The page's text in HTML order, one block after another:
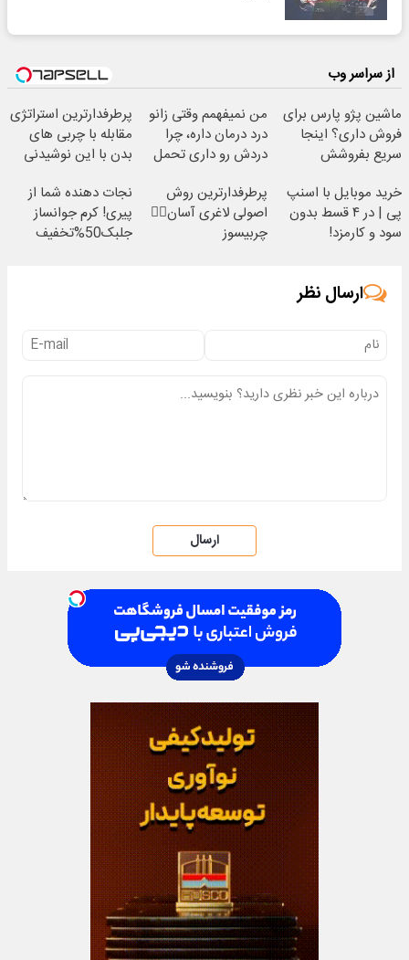
از سراسر وب
ماشین پژو پارس برای
فروش داری؟ اینجا
سریع بفروشش
من نمیفهمم وقتی زانو
درد درمان داره، چرا
دردش رو داری تحمل
پرطرفدارترین استراتژی
مقابله با چربی های
بدن با این نوشیدنی
خرید موبایل با اسنپ
پی | در ۴ قسط بدون
سود و کارمزد!
پرطرفدارترین روش
اصولی لاغری آسان👈🏻
چربیسوز
نجات دهنده شما از
پیری! کرم جوانساز
جلبک50%تخفیف
ارسال نظر
ارسال